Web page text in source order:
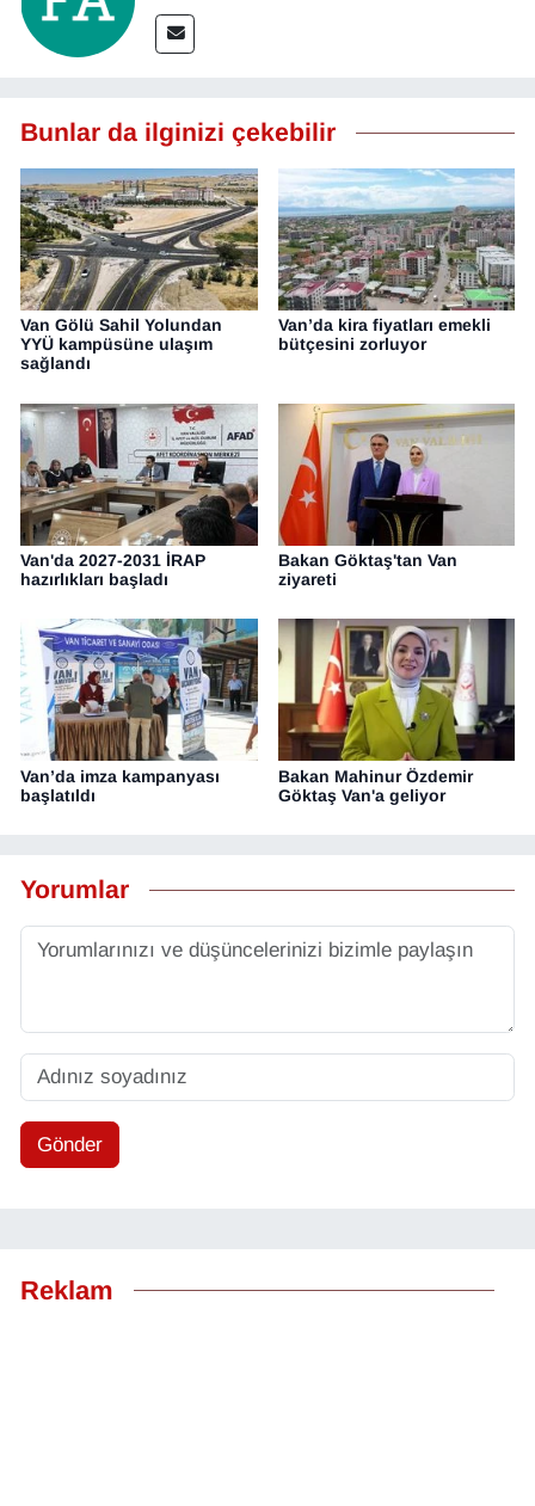
Bunlar da ilginizi çekebilir
Van Gölü Sahil Yolundan
YYÜ kampüsüne ulaşım
sağlandı
Van’da kira fiyatları emekli
bütçesini zorluyor
Van'da 2027-2031 İRAP
hazırlıkları başladı
Bakan Göktaş'tan Van
ziyareti
Van’da imza kampanyası
başlatıldı
Bakan Mahinur Özdemir
Göktaş Van'a geliyor
Yorumlar
Gönder
Reklam